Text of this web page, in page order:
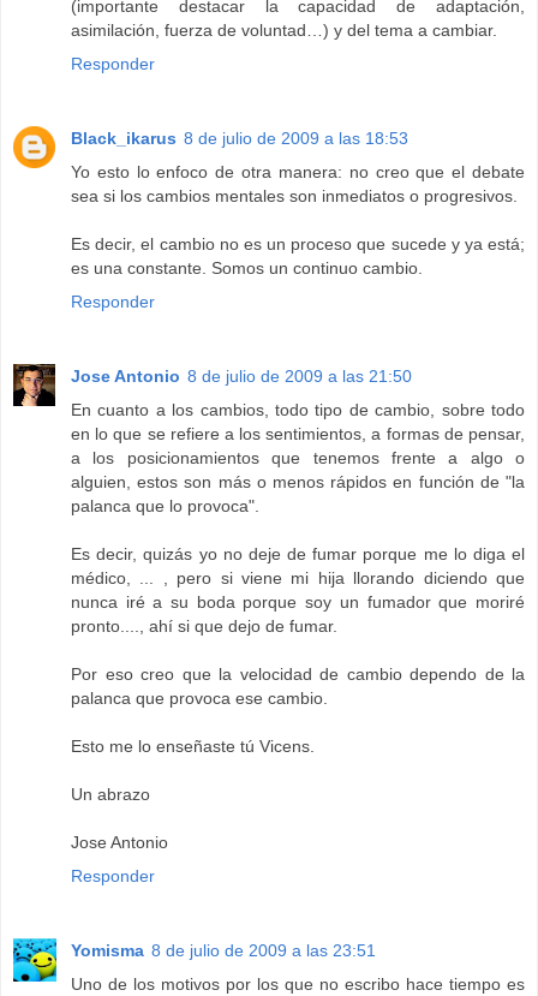
(importante destacar la capacidad de adaptación,
asimilación, fuerza de voluntad…) y del tema a cambiar.
Responder
Black_ikarus 8 de julio de 2009 a las 18:53
Yo esto lo enfoco de otra manera: no creo que el debate
sea si los cambios mentales son inmediatos o progresivos.
Es decir, el cambio no es un proceso que sucede y ya está;
es una constante. Somos un continuo cambio.
Responder
Jose Antonio 8 de julio de 2009 a las 21:50
En cuanto a los cambios, todo tipo de cambio, sobre todo
en lo que se refiere a los sentimientos, a formas de pensar,
a los posicionamientos que tenemos frente a algo o
alguien, estos son más o menos rápidos en función de "la
palanca que lo provoca".
Es decir, quizás yo no deje de fumar porque me lo diga el
médico, ... , pero si viene mi hija llorando diciendo que
nunca iré a su boda porque soy un fumador que moriré
pronto...., ahí si que dejo de fumar.
Por eso creo que la velocidad de cambio dependo de la
palanca que provoca ese cambio.
Esto me lo enseñaste tú Vicens.
Un abrazo
Jose Antonio
Responder
Yomisma 8 de julio de 2009 a las 23:51
Uno de los motivos por los que no escribo hace tiempo es